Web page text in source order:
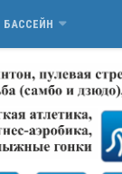
БАССЕЙН